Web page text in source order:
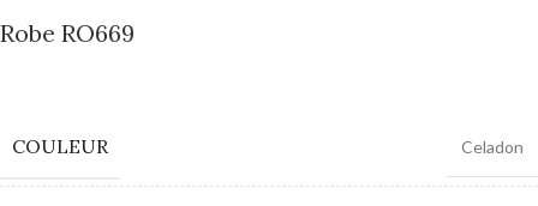
Robe RO669
COULEUR Celadon